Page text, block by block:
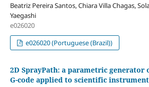
Beatriz Pereira Santos, Chiara Villa Chagas,
Yaegashi
e026020
e026020 (Portuguese (Brazil))
2D SprayPath: a parametric generator
G-code applied to scientific